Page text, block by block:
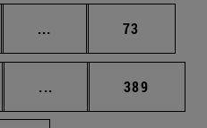
... Páginas intermedias
Página
73
... Páginas intermedias
Página
389